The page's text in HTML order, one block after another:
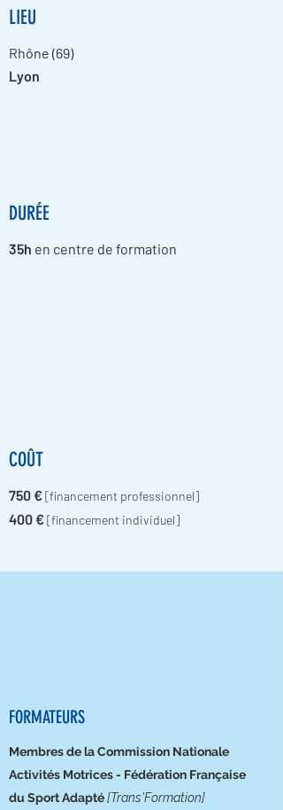
LIEU
Rhône (69)
Lyon
DURÉE
35h en centre de formation
COÛT
750 €[financement professionnel]
400 €[financement individuel]
FORMATEURS
Membres de la Commission Nationale
Activités Motrices - Fédération Française
du Sport Adapté[Trans'Formation]